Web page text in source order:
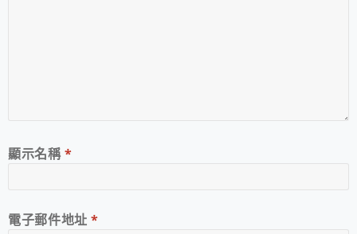
顯示名稱*
電子郵件地址*